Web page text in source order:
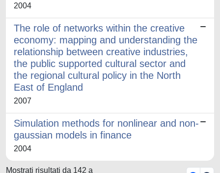
2004
The role of networks within the creative
economy: mapping and understanding the
relationship between creative industries,
the public supported cultural sector and
the regional cultural policy in the North
East of England
2007
Simulation methods for nonlinear and non-
gaussian models in finance
2004
Mostrati risultati da 142 a